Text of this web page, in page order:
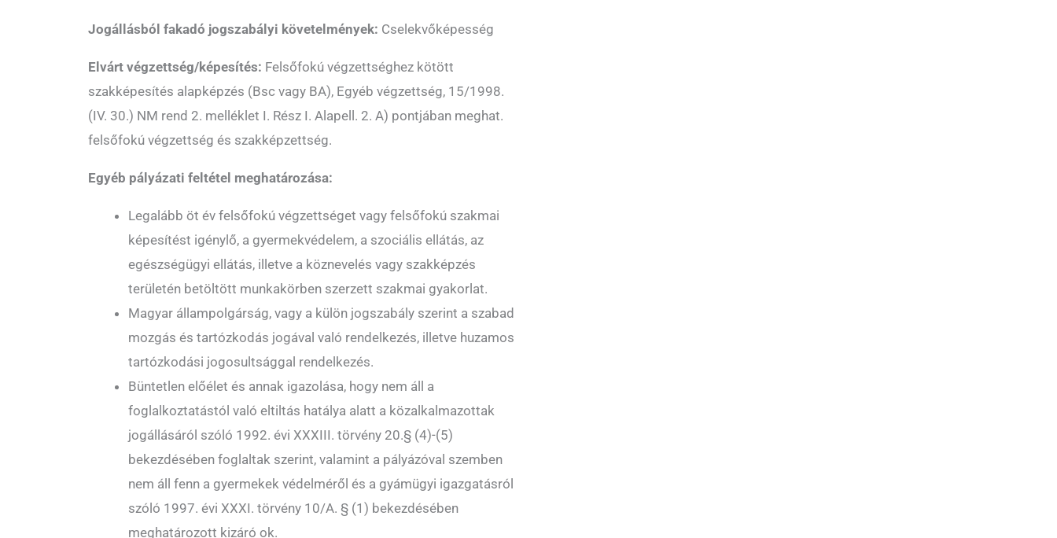
Jogállásból fakadó jogszabályi követelmények: Cselekvőképesség
Elvárt végzettség/képesítés: Felsőfokú végzettséghez kötött
szakképesítés alapképzés (Bsc vagy BA), Egyéb végzettség, 15/1998.
(IV. 30.) NM rend 2. melléklet I. Rész I. Alapell. 2. A) pontjában meghat.
felsőfokú végzettség és szakképzettség.
Egyéb pályázati feltétel meghatározása:
Legalább öt év felsőfokú végzettséget vagy felsőfokú szakmai
képesítést igénylő, a gyermekvédelem, a szociális ellátás, az
egészségügyi ellátás, illetve a köznevelés vagy szakképzés
területén betöltött munkakörben szerzett szakmai gyakorlat.
Magyar állampolgárság, vagy a külön jogszabály szerint a szabad
mozgás és tartózkodás jogával való rendelkezés, illetve huzamos
tartózkodási jogosultsággal rendelkezés.
Büntetlen előélet és annak igazolása, hogy nem áll a
foglalkoztatástól való eltiltás hatálya alatt a közalkalmazottak
jogállásáról szóló 1992. évi XXXIII. törvény 20.§ (4)-(5)
bekezdésében foglaltak szerint, valamint a pályázóval szemben
nem áll fenn a gyermekek védelméről és a gyámügyi igazgatásról
szóló 1997. évi XXXI. törvény 10/A. § (1) bekezdésében
meghatározott kizáró ok.